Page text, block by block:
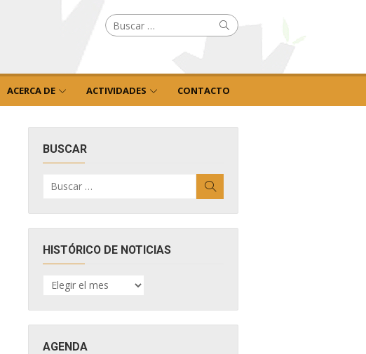
Buscar
por: Buscar
ACERCA DE ACTIVIDADES CONTACTO
BUSCAR
por:
HISTÓRICO DE NOTICIAS
HISTÓRICO
DE
AGENDA